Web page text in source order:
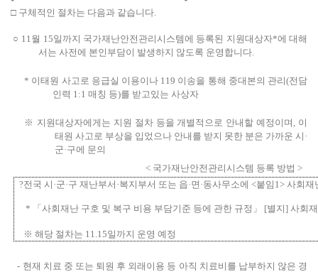
□ 구체적인 절차는 다음과 같습니다.
○ 11월 15일까지 국가재난안전관리시스템에 등록된 지원대상자*에 대해
서는 사전에 본인부담이 발생하지 않도록 운영 합니다.
* 이태원 사고로 응급실 이용이나 119 이송을 통해 중대본의 관리(전담
인력 1:1 매칭 등)를 받고있는 사상자
※ 지원대상자에게는 지원 절차 등을 개별적으로 안내할 예정이며 , 이
태원 사고로 부상을 입었으나 안내를 받지 못한 분은 가까운 시 ·
군·구에 문의
< 국가재난안전관리시스템 등록 방법>
?전국 시 ·군·구 재난부서 ·복지부서 또는 읍·면 ·동사무소에 <붙임 1> 사회재
* 「 사회재난 구호 및 복구 비용 부담기준 등에 관한 규정 」 [별지] 사회
※ 해당 절차는 11.15일까지 운영 예정
- 현재 치료 중 또는 퇴원 후 외래이용 등 아직 치료비를 납부하지 않은 경